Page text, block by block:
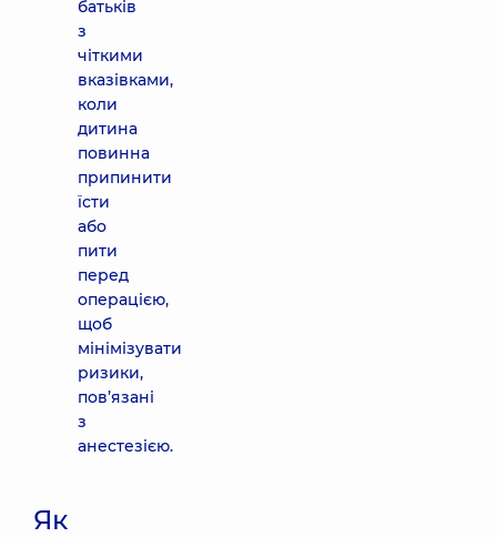
батьків
з
чіткими
вказівками,
коли
дитина
повинна
припинити
їсти
або
пити
перед
операцією,
щоб
мінімізувати
ризики,
пов’язані
з
анестезією.
Як